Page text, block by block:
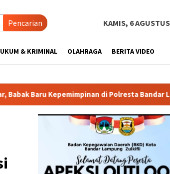
Pencarian KAMIS, 6
& KRIMINAL OLAHRAGA BERITA VIDEO
di Polresta Bandar Lampung